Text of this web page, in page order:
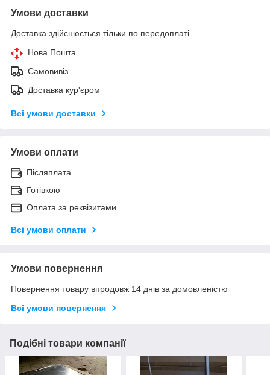
Умови доставки
Доставка здійснюється тільки по передоплаті.
Нова Пошта
Самовивіз
Доставка кур'єром
Всі умови доставки
Умови оплати
Післяплата
Готівкою
Оплата за реквізитами
Всі умови оплати
Умови повернення
Повернення товару впродовж 14 днів за домовленістю
Всі умови повернення
Подібні товари компанії